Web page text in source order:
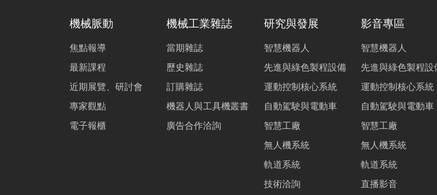
機械脈動
焦點報導
最新課程
近期展覽、研討會
專家觀點
電子報櫃
機械工業雜誌
當期雜誌
歷史雜誌
訂購雜誌
機器人與工具機叢書
廣告合作洽詢
研究與發展
智慧機器人
先進與綠色製程設備
運動控制核心系統
自動駕駛與電動車
智慧工廠
無人機系統
軌道系統
技術洽詢
影音專區
智慧機器人
先進與綠色製程設
運動控制核心系統
自動駕駛與電動車
智慧工廠
無人機系統
軌道系統
直播影音